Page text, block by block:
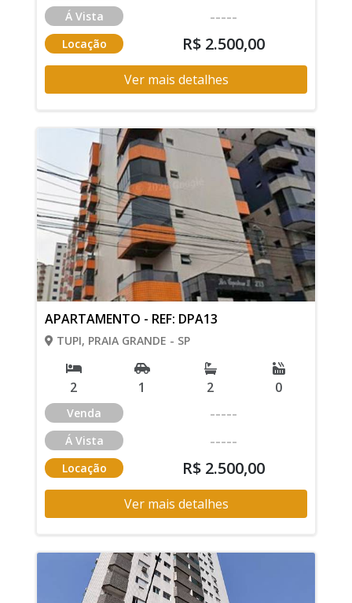
Á Vista -----
Locação R$ 2.500,00
Ver mais detalhes
APARTAMENTO - REF: DPA13
TUPI, PRAIA GRANDE - SP
2 1 2 0
Venda -----
Á Vista -----
Locação R$ 2.500,00
Ver mais detalhes